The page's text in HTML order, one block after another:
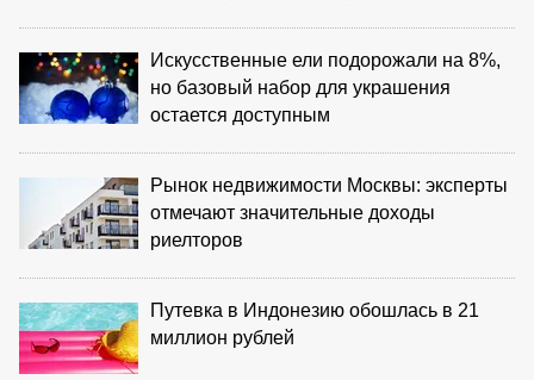
Искусственные ели подорожали на 8%,
но базовый набор для украшения
остается доступным
Рынок недвижимости Москвы: эксперты
отмечают значительные доходы
риелторов
Путевка в Индонезию обошлась в 21
миллион рублей